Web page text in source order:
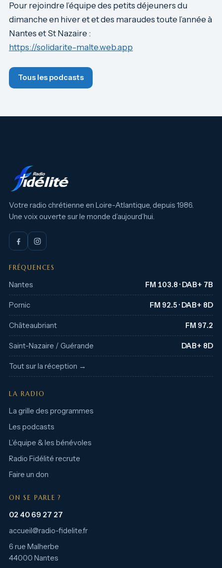
Pour rejoindre l’équipe des petits déjeuners du
dimanche en hiver et et des maraudes toute l’année à
Nantes et St Nazaire :
https://solidarite-malte.web.app
Tous les podcasts
Votre radio chrétienne en Loire-Atlantique, depuis 1986.
Une voix ouverte sur le monde d’aujourd’hui.
FRÉQUENCES
Nantes FM 103.8 · DAB+ 7B
Pornic FM 92.5 · DAB+ 8D
Châteaubriant FM 97.2
Saint-Nazaire / Guérande DAB+ 8D
Tout sur la réception →
LA RADIO
La grille des programmes
Les podcasts
L’équipe & les bénévoles
Radio Fidélité recrute
Faire un don
ON SE PARLE ?
02 40 69 27 27
accueil@radio-fidelite.fr
6 rue Malherbe
44000 Nantes